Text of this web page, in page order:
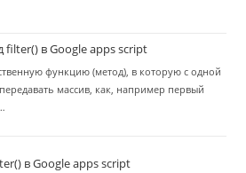
filter() в Google apps script
функцию (метод), в которую с одной
массив, как, например первый
в Google apps script